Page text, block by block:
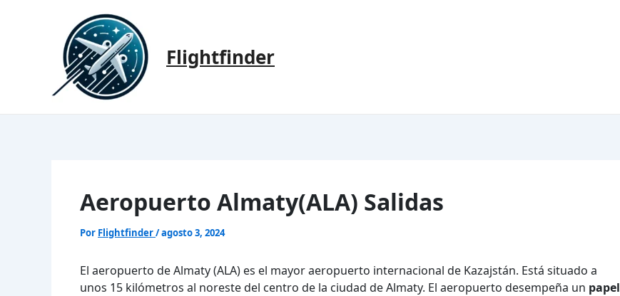
Flightfinder
Aeropuerto Almaty(ALA) Salidas
Por Flightfinder/agosto 3, 2024
El aeropuerto de Almaty (ALA) es el mayor aeropuerto internacional de Kazajstán. Está situado a
unos 15 kilómetros al noreste del centro de la ciudad de Almaty. El aeropuerto desempeña un papel